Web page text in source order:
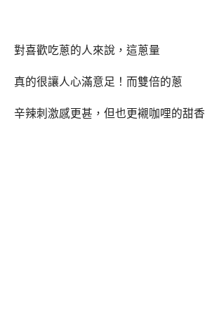
對喜歡吃蔥的人來說，這蔥量
真的很讓人心滿意足！而雙倍的蔥
辛辣刺激感更甚，但也更襯咖哩的甜香